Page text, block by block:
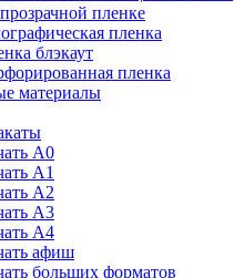
пленке
пленка
блэкаут
пленка
материалы
А0
А1
А2
А3
А4
афиш
больших форматов